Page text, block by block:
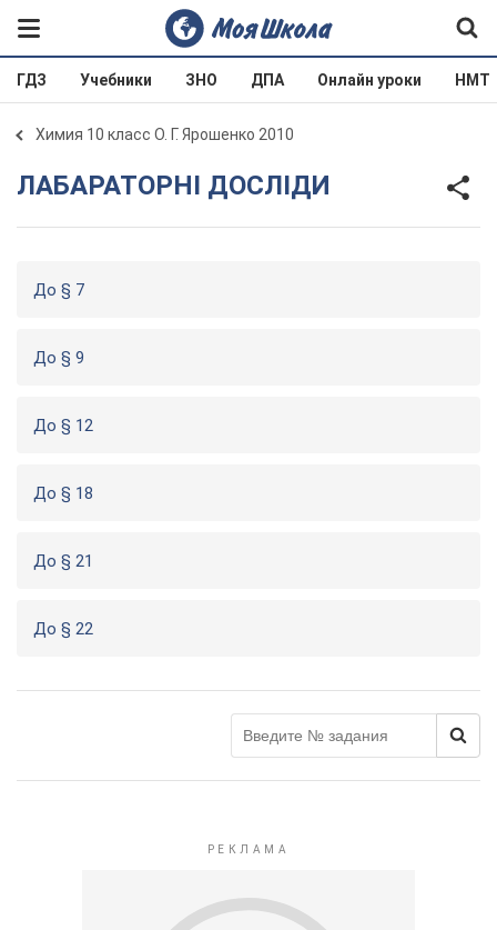
ГДЗ Учебники ЗНО ДПА Онлайн уроки НМТ
Химия 10 класс О. Г. Ярошенко 2010
ЛАБАРАТОРНІ ДОСЛІДИ
До § 7
До § 9
До § 12
До § 18
До § 21
До § 22